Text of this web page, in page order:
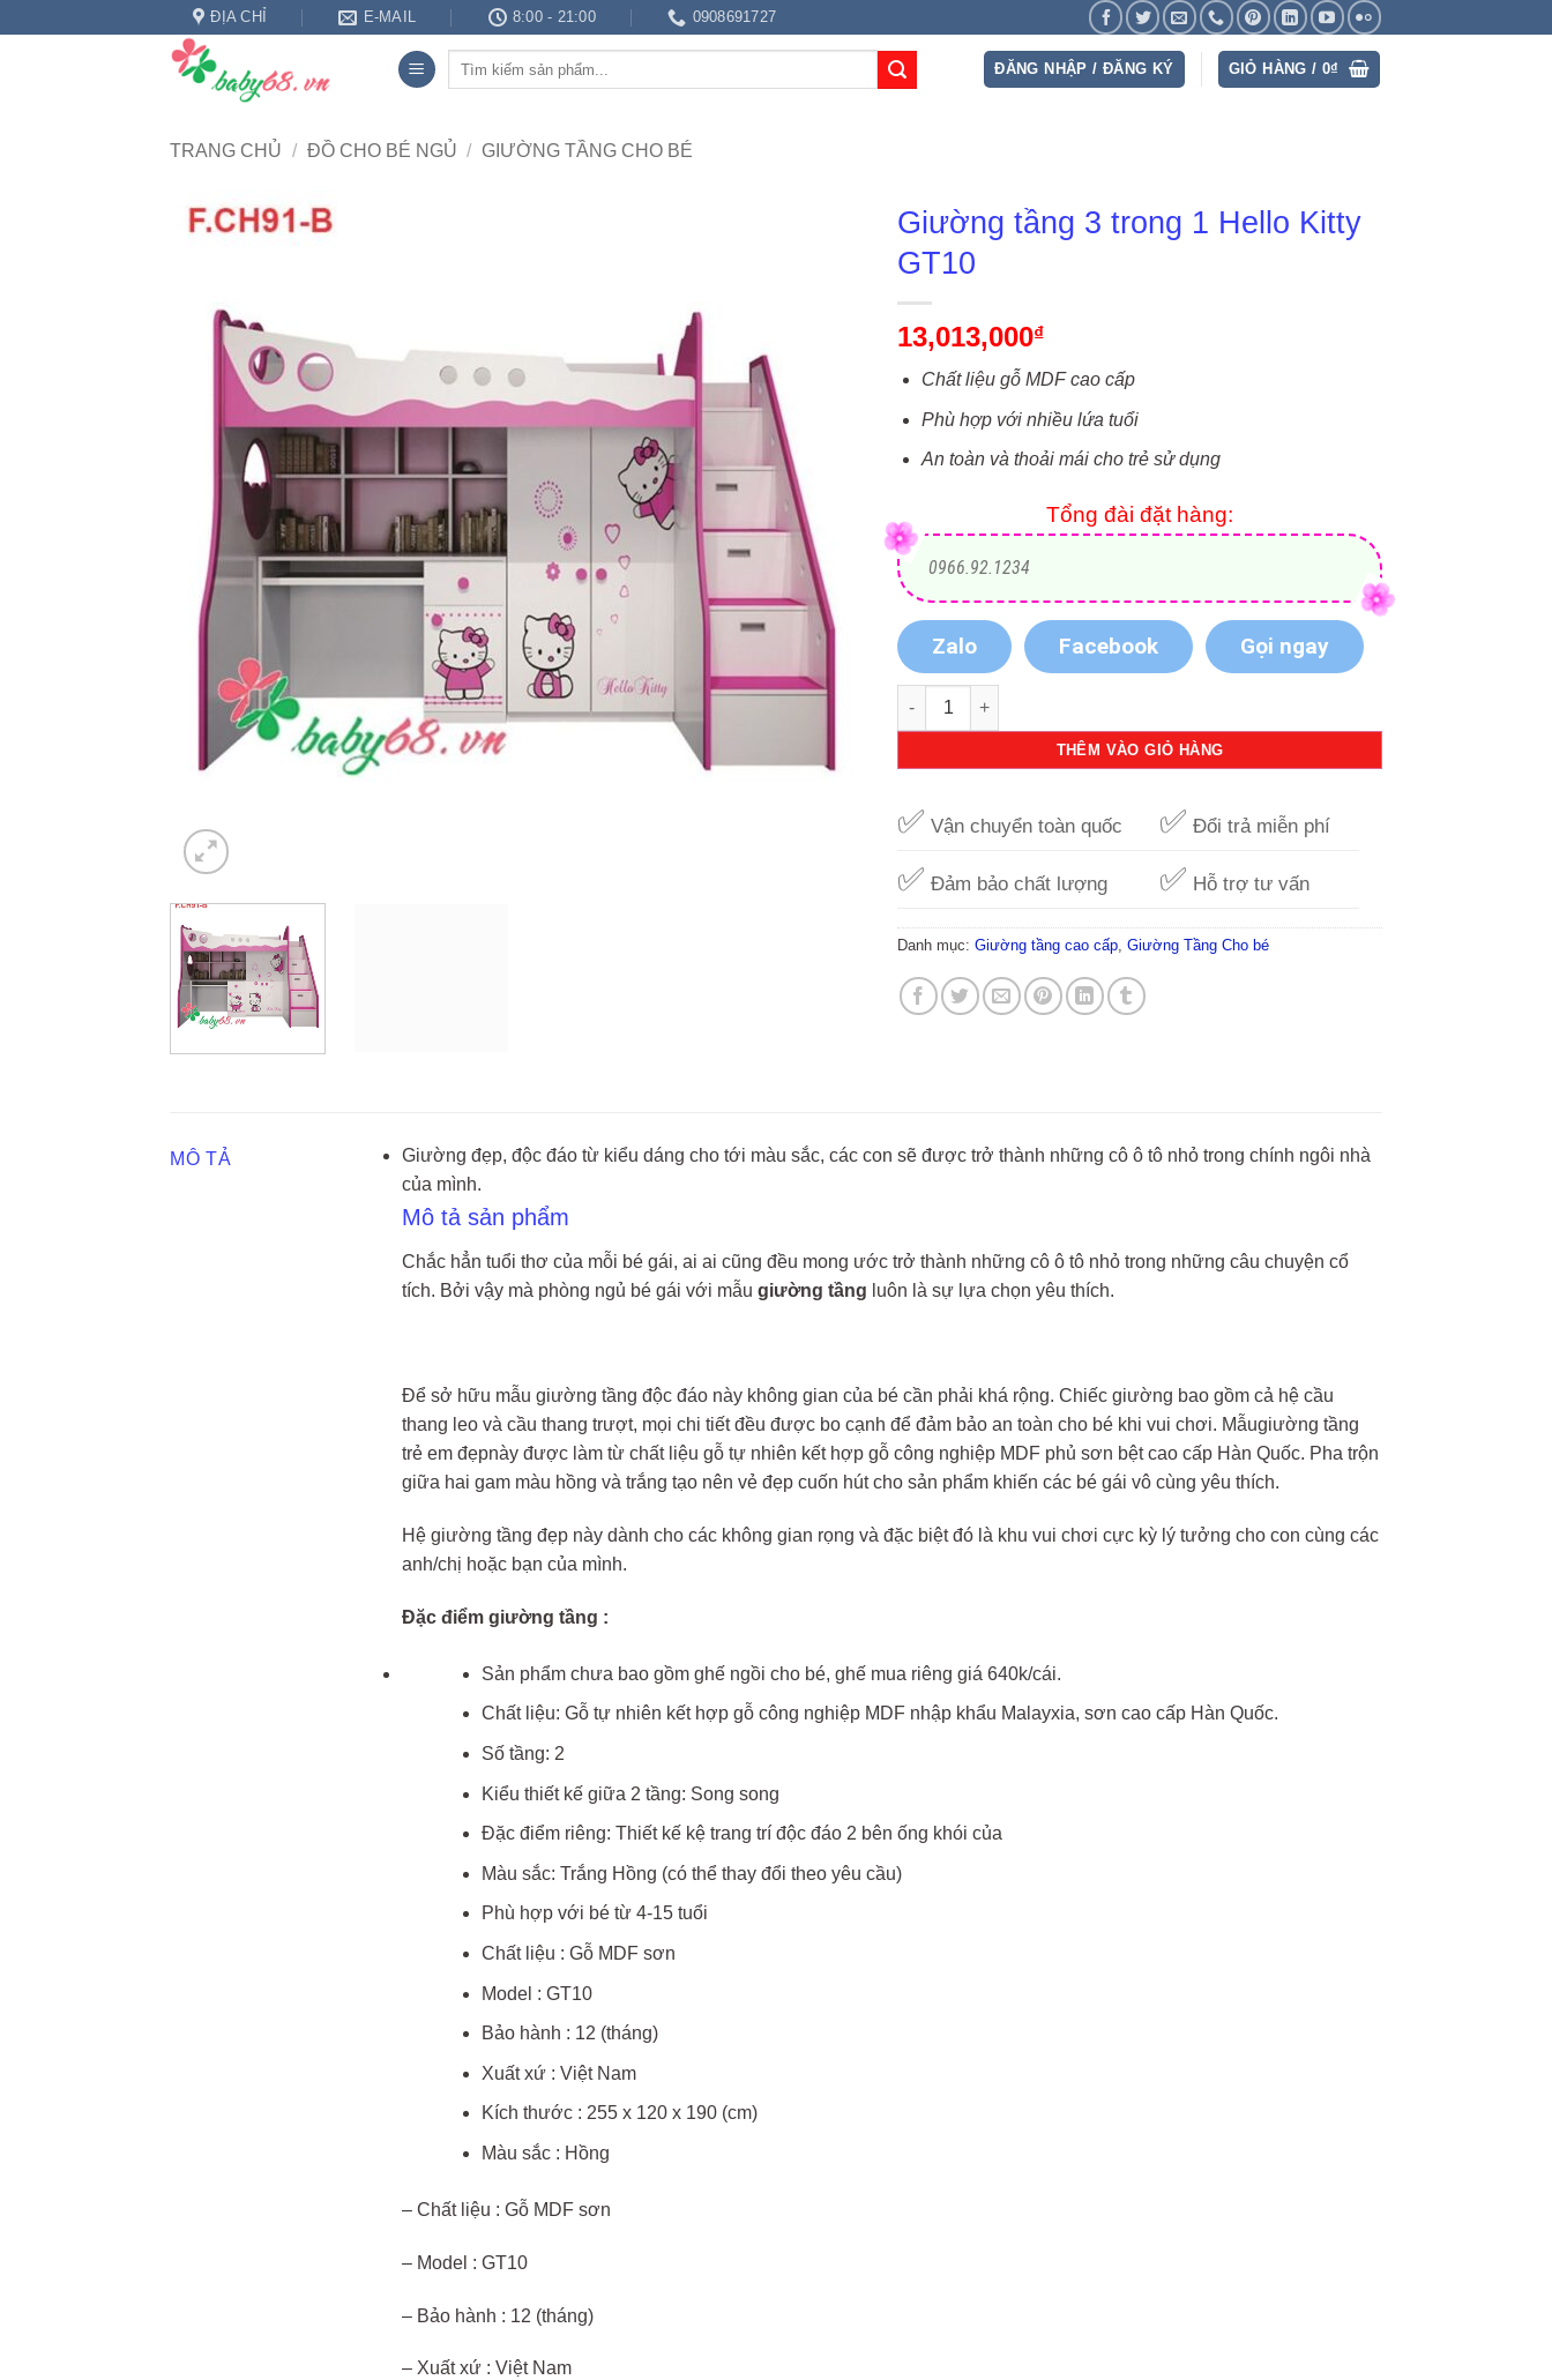
ĐỊA CHỈ E-MAIL 8:00 - 21:00 0908691727
Tìm
ĐĂNG NHẬP / ĐĂNG KÝ GIỎ HÀNG / 0₫
TRANG CHỦ / ĐỒ CHO BÉ NGỦ / GIƯỜNG TẦNG CHO BÉ
Giường tầng 3 trong 1 Hello Kitty
GT10
13,013,000₫
Chất liệu gỗ MDF cao cấp
Phù hợp với nhiều lứa tuổi
An toàn và thoải mái cho trẻ sử dụng
Tổng đài đặt hàng:
0966.92.1234
Zalo Facebook Gọi ngay
Giường tầng 3 trong 1 Hello Kitty GT10 số lượng
THÊM VÀO GIỎ HÀNG
✅ Vận chuyển toàn quốc ✅ Đổi trả miễn phí
✅ Đảm bảo chất lượng ✅ Hỗ trợ tư vấn
Danh mục: Giường tầng cao cấp Giường Tầng Cho bé
MÔ TẢ
Giường đẹp, độc đáo từ kiểu dáng cho tới màu sắc, các con sẽ được trở thành những cô ô tô nhỏ trong chính ngôi nhà
của mình.
Mô tả sản phẩm
Chắc hẳn tuổi thơ của mỗi bé gái, ai ai cũng đều mong ước trở thành những cô ô tô nhỏ trong những câu chuyện cổ
tích. Bởi vậy mà phòng ngủ bé gái với mẫu giường tầng luôn là sự lựa chọn yêu thích.
Để sở hữu mẫu giường tầng độc đáo này không gian của bé cần phải khá rộng. Chiếc giường bao gồm cả hệ cầu
thang leo và cầu thang trượt, mọi chi tiết đều được bo cạnh để đảm bảo an toàn cho bé khi vui chơi. Mẫugiường tầng
trẻ em đẹpnày được làm từ chất liệu gỗ tự nhiên kết hợp gỗ công nghiệp MDF phủ sơn bệt cao cấp Hàn Quốc. Pha trộn
giữa hai gam màu hồng và trắng tạo nên vẻ đẹp cuốn hút cho sản phẩm khiến các bé gái vô cùng yêu thích.
Hệ giường tầng đẹp này dành cho các không gian rọng và đặc biệt đó là khu vui chơi cực kỳ lý tưởng cho con cùng các
anh/chị hoặc bạn của mình.
Đặc điểm giường tầng :
Sản phẩm chưa bao gồm ghế ngồi cho bé, ghế mua riêng giá 640k/cái.
Chất liệu: Gỗ tự nhiên kết hợp gỗ công nghiệp MDF nhập khẩu Malayxia, sơn cao cấp Hàn Quốc.
Số tầng: 2
Kiểu thiết kế giữa 2 tầng: Song song
Đặc điểm riêng: Thiết kế kệ trang trí độc đáo 2 bên ống khói của
Màu sắc: Trắng Hồng (có thể thay đổi theo yêu cầu)
Phù hợp với bé từ 4-15 tuổi
Chất liệu : Gỗ MDF sơn
Model : GT10
Bảo hành : 12 (tháng)
Xuất xứ : Việt Nam
Kích thước : 255 x 120 x 190 (cm)
Màu sắc : Hồng
– Chất liệu : Gỗ MDF sơn
– Model : GT10
– Bảo hành : 12 (tháng)
– Xuất xứ : Việt Nam